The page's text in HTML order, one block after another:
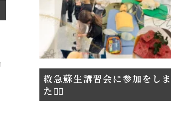
救急蘇生講習会に参加をし
た💁‍♀️